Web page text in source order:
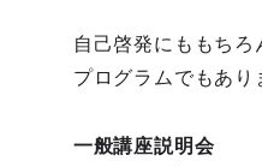
自己啓発にももち
プログラムでもあり
一般講座説明会